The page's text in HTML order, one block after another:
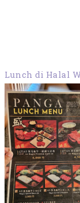
Lunch di Halal
Yakiniku